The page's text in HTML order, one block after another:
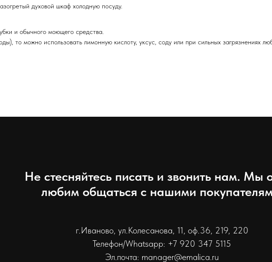
духовой шкаф холодную посуду.
и обычного моющего средства.
то можно использовать лимонную кислоту, уксус, соду или при сильных загрязнениях
Не стесняйтесь писать и звонить нам. Мы
любим общаться с нашими
г.Иваново, ул.Колесанова, 11, оф.36, 219, 220
Телефон/Whatsapp: +7 920 347 5115
Эл.почта: manager@emalica.ru